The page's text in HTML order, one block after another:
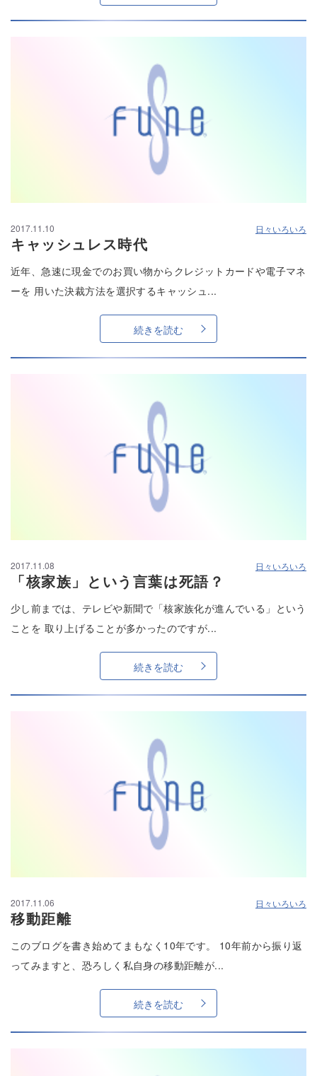
2017.11.10 日々いろいろ
キャッシュレス時代
近年、急速に現金でのお買い物からクレジットカードや電子マネ
ーを 用いた決裁方法を選択するキャッシュ...
続きを読む
2017.11.08 日々いろいろ
「核家族」という言葉は死語？
少し前までは、テレビや新聞で「核家族化が進んでいる」という
ことを 取り上げることが多かったのですが...
続きを読む
2017.11.06 日々いろいろ
移動距離
このブログを書き始めてまもなく10年です。 10年前から振り返
ってみますと、恐ろしく私自身の移動距離が...
続きを読む